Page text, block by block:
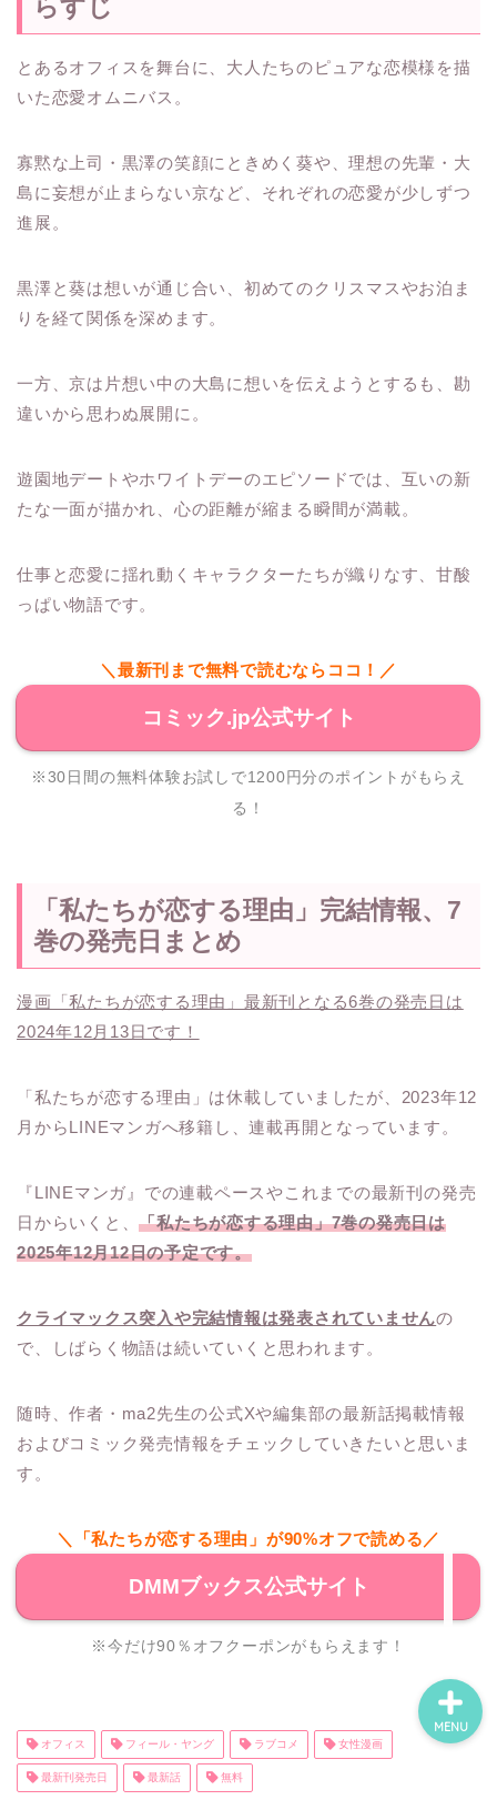
らすじ
とあるオフィスを舞台に、大人たちのピュアな恋模様を描
いた恋愛オムニバス。
寡黙な上司・黒澤の笑顔にときめく葵や、理想の先輩・大
島に妄想が止まらない京など、それぞれの恋愛が少しずつ
進展。
黒澤と葵は想いが通じ合い、初めてのクリスマスやお泊ま
りを経て関係を深めます。
一方、京は片想い中の大島に想いを伝えようとするも、勘
違いから思わぬ展開に。
遊園地デートやホワイトデーのエピソードでは、互いの新
たな一面が描かれ、心の距離が縮まる瞬間が満載。
仕事と恋愛に揺れ動くキャラクターたちが織りなす、甘酸
っぱい物語です。
＼最新刊まで無料で読むならココ！／
コミック.jp公式サイト
※30日間の無料体験お試しで1200円分のポイントがもらえ
る！
「私たちが恋する理由」完結情報、7
巻の発売日まとめ
漫画「私たちが恋する理由」最新刊となる6巻の発売日は
2024年12月13日です！
「私たちが恋する理由」は休載していましたが、2023年12
月からLINEマンガへ移籍し、連載再開となっています。
『LINEマンガ』での連載ペースやこれまでの最新刊の発売
日からいくと、「私たちが恋する理由」7巻の発売日は
2025年12月12日の予定です。
クライマックス突入や完結情報は発表されていませんの
で、しばらく物語は続いていくと思われます。
随時、作者・ma2先生の公式Xや編集部の最新話掲載情報
およびコミック発売情報をチェックしていきたいと思いま
す。
＼「私たちが恋する理由」が90%オフで読める／
DMMブックス公式サイト
※今だけ90％オフクーポンがもらえます！
オフィス フィール・ヤング ラブコメ 女性漫画
最新刊発売日 最新話 無料
MENU
ネタバレ・感想
漫画・小説新刊情報